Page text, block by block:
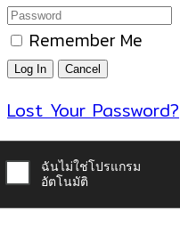
Remember Me
Lost Your Password?